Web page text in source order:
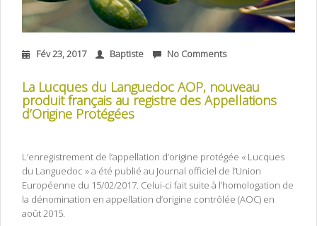
Fév 23, 2017 Baptiste No Comments
La Lucques du Languedoc AOP, nouveau
produit français au registre des Appellations
d’Origine Protégées
L’enregistrement de l’appellation d’origine protégée « Lucques
du Languedoc » a été publié au Journal officiel de l’Union
Européenne du 15/02/2017. Celui-ci fait suite à l’homologation de
la dénomination en appellation d’origine contrôlée (AOC) en
août 2015.